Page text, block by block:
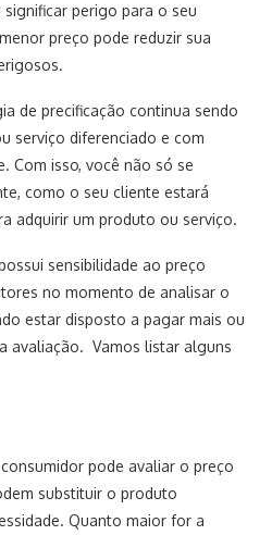
perigo para o seu
preço pode reduzir sua
de precificação continua sendo
serviço diferenciado e com
Com isso, você não só se
como o seu cliente estará
adquirir um produto ou serviço.
sensibilidade ao preço
no momento de analisar o
estar disposto a pagar mais ou
avaliação. Vamos listar alguns
pode avaliar o preço
substituir o produto
Quanto maior for a